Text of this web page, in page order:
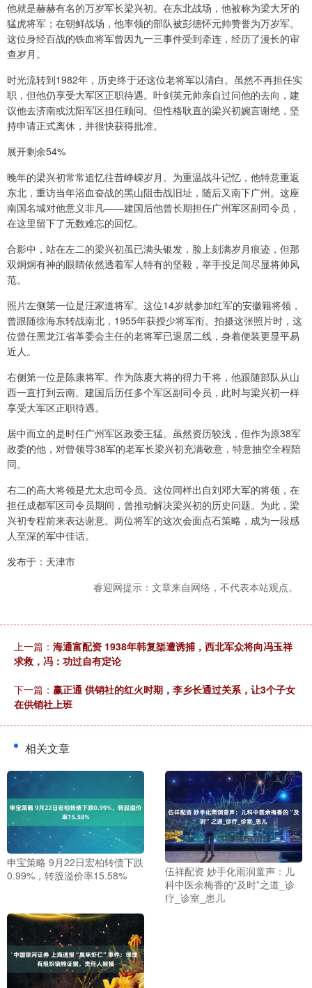
他就是赫赫有名的万岁军长梁兴初。在东北战场，他被称为梁大牙的
猛虎将军；在朝鲜战场，他率领的部队被彭德怀元帅赞誉为万岁军。
这位身经百战的铁血将军曾因九一三事件受到牵连，经历了漫长的审
查岁月。
时光流转到1982年，历史终于还这位老将军以清白。虽然不再担任实
职，但他仍享受大军区正职待遇。叶剑英元帅亲自过问他的去向，建
议他去济南或沈阳军区担任顾问。但性格耿直的梁兴初婉言谢绝，坚
持申请正式离休，并很快获得批准。
展开剩余54%
晚年的梁兴初常常追忆往昔峥嵘岁月。为重温战斗记忆，他特意重返
东北，重访当年浴血奋战的黑山阻击战旧址，随后又南下广州。这座
南国名城对他意义非凡——建国后他曾长期担任广州军区副司令员，
在这里留下了无数难忘的回忆。
合影中，站在左二的梁兴初虽已满头银发，脸上刻满岁月痕迹，但那
双炯炯有神的眼睛依然透着军人特有的坚毅，举手投足间尽显将帅风
范。
照片左侧第一位是汪家道将军。这位14岁就参加红军的安徽籍将领，
曾跟随徐海东转战南北，1955年获授少将军衔。拍摄这张照片时，这
位曾任黑龙江省革委会主任的老将军已退居二线，身着便装更显平易
近人。
右侧第一位是陈康将军。作为陈赓大将的得力干将，他跟随部队从山
西一直打到云南。建国后历任多个军区副司令员，此时与梁兴初一样
享受大军区正职待遇。
居中而立的是时任广州军区政委王猛。虽然资历较浅，但作为原38军
政委的他，对曾领导38军的老军长梁兴初充满敬意，特意抽空全程陪
同。
右二的高大将领是尤太忠司令员。这位同样出自刘邓大军的将领，在
担任成都军区司令员期间，曾推动解决梁兴初的历史问题。为此，梁
兴初专程前来表达谢意。两位将军的这次会面点石策略，成为一段感
人至深的军中佳话。
发布于：天津市
睿迎网提示：文章来自网络，不代表本站观点。
上一篇： 海通富配资 1938年韩复榘遭诱捕，西北军众将向冯玉祥
求救，冯：功过自有定论
下一篇： 赢正通 供销社的红火时期，李乡长通过关系，让3个子女
在供销社上班
相关文章
申宝策略 9月22日宏柏转债下跌
0.99%，转股溢价率15.58%
伍祥配资 妙手化雨润童声：儿
科中医余梅香的“及时”之道_诊
疗_诊室_患儿